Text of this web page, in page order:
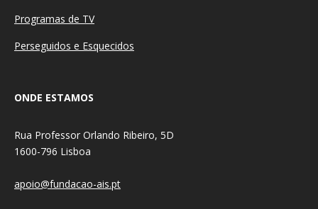
Programas de TV
Perseguidos e Esquecidos
ONDE ESTAMOS
Rua Professor Orlando Ribeiro, 5D
1600-796 Lisboa
apoio@fundacao-ais.pt